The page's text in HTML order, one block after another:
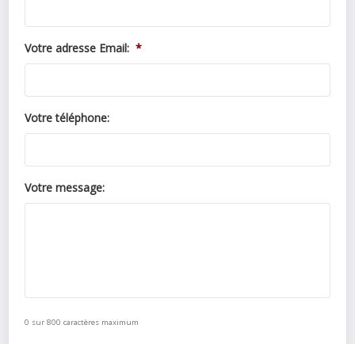
Votre adresse Email: *
Votre téléphone:
Votre message:
0 sur 800 caractères maximum